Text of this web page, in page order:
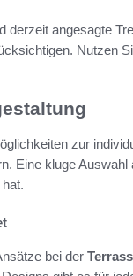
derzeit angesagte
Nutzen
zur
Eine kluge Auswahl
bei der